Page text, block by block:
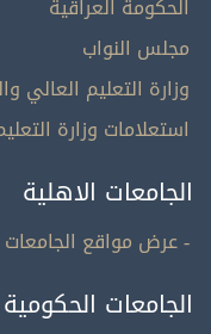
الحكومة العراقية
مجلس النواب
وزارة التعليم العالي
استعلامات وزارة
الجامعات الاهلية
- عرض مواقع الجامعات
الجامعات الحكومية